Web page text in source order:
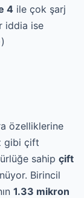
4 ile çok şarj
iddia ise
özelliklerine
gibi çift
sahip çift
Birincil
1.33 mikron